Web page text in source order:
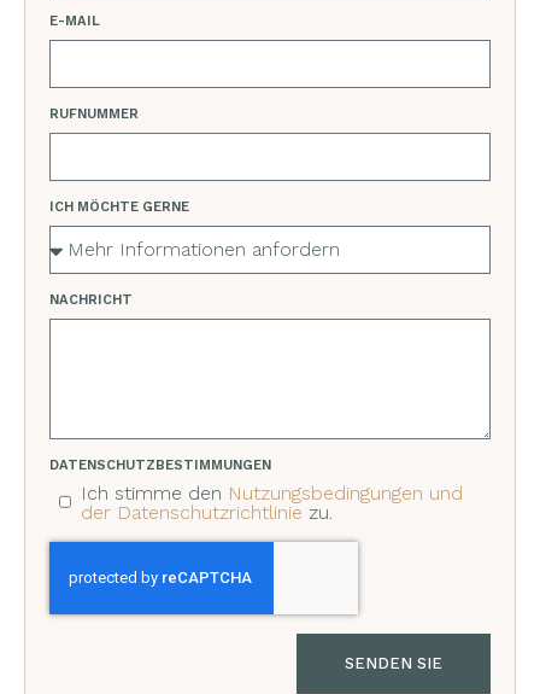
E-MAIL
RUFNUMMER
ICH MÖCHTE GERNE
NACHRICHT
DATENSCHUTZBESTIMMUNGEN
Ich stimme den Nutzungsbedingungen und
der Datenschutzrichtlinie zu.
SENDEN SIE